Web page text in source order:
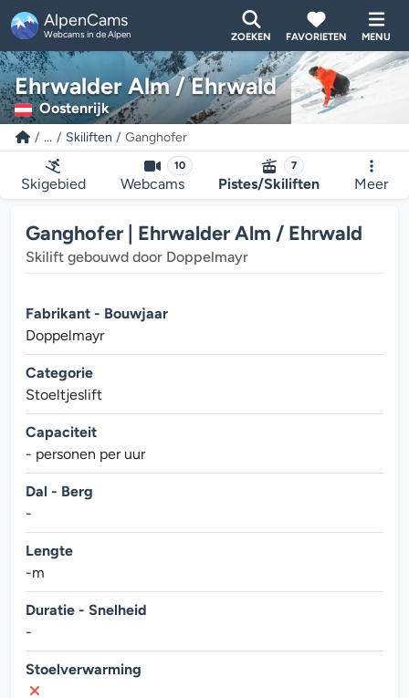
AlpenCams
Webcams in de Alpen ZOEKEN FAVORIETEN MENU
Ehrwalder Alm / Ehrwald
Oostenrijk
... Skiliften Ganghofer
Skigebied
10
Webcams
7
Pistes/Skiliften Meer
Ganghofer | Ehrwalder Alm / Ehrwald
Skilift gebouwd door Doppelmayr
Fabrikant - Bouwjaar
Doppelmayr
Categorie
Stoeltjeslift
Capaciteit
- personen per uur
Dal - Berg
-
Lengte
-m
Duratie - Snelheid
-
Stoelverwarming